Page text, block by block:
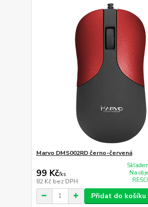
Marvo DMS002RD černo-červená
99 Kč/ks
82 Kč bez DPH
Na
Přidat do košíku